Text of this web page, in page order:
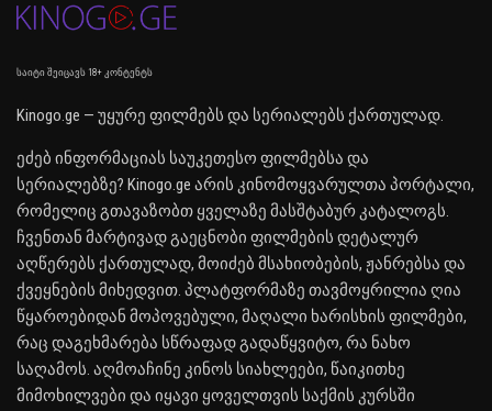
საიტი შეიცავს 18+ კონტენტს
Kinogo.ge — უყურე ფილმებს და სერიალებს ქართულად.
ეძებ ინფორმაციას საუკეთესო ფილმებსა და
სერიალებზე? Kinogo.ge არის კინომოყვარულთა პორტალი,
რომელიც გთავაზობთ ყველაზე მასშტაბურ კატალოგს.
ჩვენთან მარტივად გაეცნობი ფილმების დეტალურ
აღწერებს ქართულად, მოიძებ მსახიობების, ჟანრებსა და
ქვეყნების მიხედვით. პლატფორმაზე თავმოყრილია ღია
წყაროებიდან მოპოვებული, მაღალი ხარისხის ფილმები,
რაც დაგეხმარება სწრაფად გადაწყვიტო, რა ნახო
საღამოს. აღმოაჩინე კინოს სიახლეები, წაიკითხე
მიმოხილვები და იყავი ყოველთვის საქმის კურსში